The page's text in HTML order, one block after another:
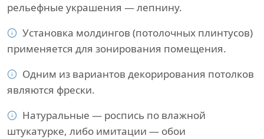
рельефные украшения — лепнину.
Установка молдингов (потолочных плинтусов)
применяется для зонирования помещения.
Одним из вариантов декорирования потолков
являются фрески.
Натуральные — роспись по влажной
штукатурке, либо имитации — обои